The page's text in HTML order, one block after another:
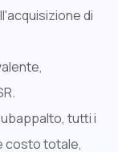
di
tutti i
costo totale,